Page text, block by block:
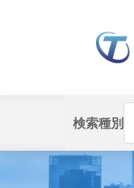
検索種別